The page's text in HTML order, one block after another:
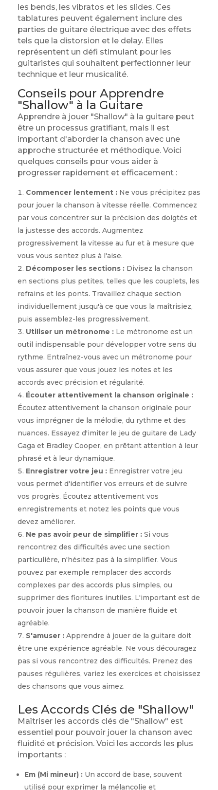
les bends, les vibratos et les slides. Ces
tablatures peuvent également inclure des
parties de guitare électrique avec des effets
tels que la distorsion et le delay. Elles
représentent un défi stimulant pour les
guitaristes qui souhaitent perfectionner leur
technique et leur musicalité.
Conseils pour Apprendre
"Shallow" à la Guitare
Apprendre à jouer "Shallow" à la guitare peut
être un processus gratifiant, mais il est
important d'aborder la chanson avec une
approche structurée et méthodique. Voici
quelques conseils pour vous aider à
progresser rapidement et efficacement :
Commencer lentement :Ne vous précipitez pas
pour jouer la chanson à vitesse réelle. Commencez
par vous concentrer sur la précision des doigtés et
la justesse des accords. Augmentez
progressivement la vitesse au fur et à mesure que
vous vous sentez plus à l'aise.
Décomposer les sections :Divisez la chanson
en sections plus petites, telles que les couplets, les
refrains et les ponts. Travaillez chaque section
individuellement jusqu'à ce que vous la maîtrisiez,
puis assemblez-les progressivement.
Utiliser un métronome :Le métronome est un
outil indispensable pour développer votre sens du
rythme. Entraînez-vous avec un métronome pour
vous assurer que vous jouez les notes et les
accords avec précision et régularité.
Écouter attentivement la chanson originale :
Écoutez attentivement la chanson originale pour
vous imprégner de la mélodie, du rythme et des
nuances. Essayez d'imiter le jeu de guitare de Lady
Gaga et Bradley Cooper, en prêtant attention à leur
phrasé et à leur dynamique.
Enregistrer votre jeu :Enregistrer votre jeu
vous permet d'identifier vos erreurs et de suivre
vos progrès. Écoutez attentivement vos
enregistrements et notez les points que vous
devez améliorer.
Ne pas avoir peur de simplifier :Si vous
rencontrez des difficultés avec une section
particulière, n'hésitez pas à la simplifier. Vous
pouvez par exemple remplacer des accords
complexes par des accords plus simples, ou
supprimer des fioritures inutiles. L'important est de
pouvoir jouer la chanson de manière fluide et
agréable.
S'amuser :Apprendre à jouer de la guitare doit
être une expérience agréable. Ne vous découragez
pas si vous rencontrez des difficultés. Prenez des
pauses régulières, variez les exercices et choisissez
des chansons que vous aimez.
Les Accords Clés de "Shallow"
Maîtriser les accords clés de "Shallow" est
essentiel pour pouvoir jouer la chanson avec
fluidité et précision. Voici les accords les plus
importants :
Em (Mi mineur) :Un accord de base, souvent
utilisé pour exprimer la mélancolie et